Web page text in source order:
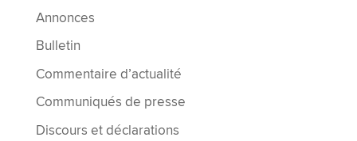
Annonces
Bulletin
Commentaire d’actualité
Communiqués de presse
Discours et déclarations